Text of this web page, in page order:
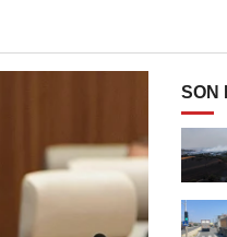
SON